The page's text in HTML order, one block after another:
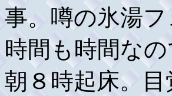
事。噂の氷湯
時間も時間な
朝８時起床。